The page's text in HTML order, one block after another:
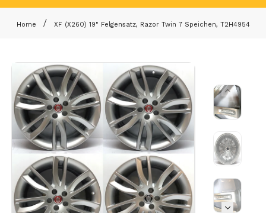
Home XF (X260) 19" Felgensatz, Razor Twin 7 Speichen, T2H4954